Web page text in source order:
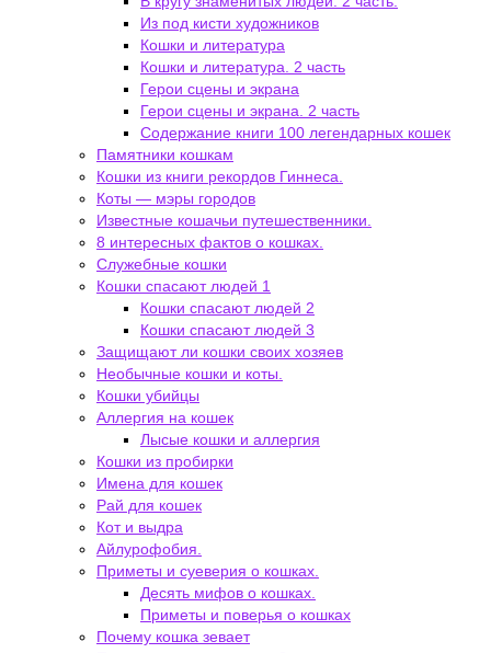
Из под кисти художников
Кошки и литература
Кошки и литература. 2 часть
Герои сцены и экрана
Герои сцены и экрана. 2 часть
Содержание книги 100 легендарных кошек
Памятники кошкам
Кошки из книги рекордов Гиннеса.
Коты — мэры городов
Известные кошачьи путешественники.
8 интересных фактов о кошках.
Служебные кошки
Кошки спасают людей 1
Кошки спасают людей 2
Кошки спасают людей 3
Защищают ли кошки своих хозяев
Необычные кошки и коты.
Кошки убийцы
Аллергия на кошек
Лысые кошки и аллергия
Кошки из пробирки
Имена для кошек
Рай для кошек
Кот и выдра
Айлурофобия.
Приметы и суеверия о кошках.
Десять мифов о кошках.
Приметы и поверья о кошках
Почему кошка зевает